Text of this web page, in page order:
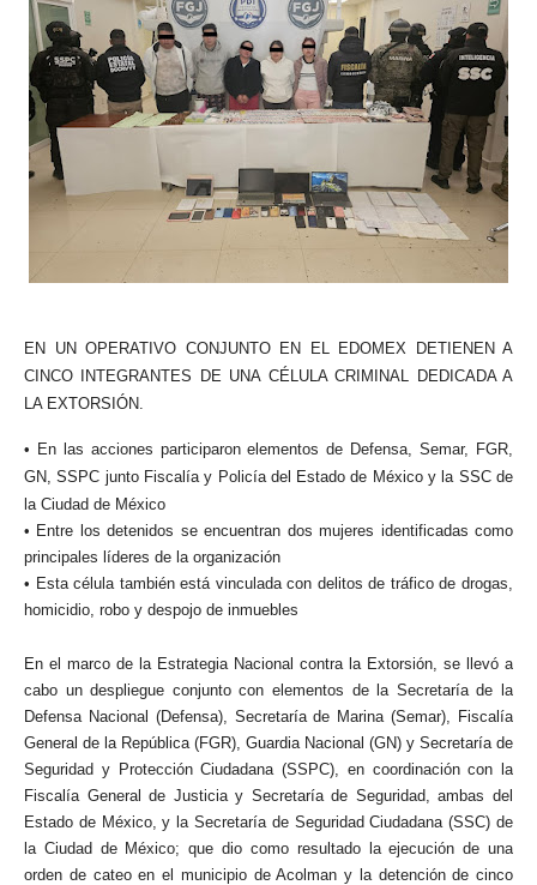
EN UN OPERATIVO CONJUNTO EN EL EDOMEX DETIENEN A
CINCO INTEGRANTES DE UNA CÉLULA CRIMINAL DEDICADA A
LA EXTORSIÓN.
• En las acciones participaron elementos de Defensa, Semar, FGR,
GN, SSPC junto Fiscalía y Policía del Estado de México y la SSC de
la Ciudad de México
• Entre los detenidos se encuentran dos mujeres identificadas como
principales líderes de la organización
• Esta célula también está vinculada con delitos de tráfico de drogas,
homicidio, robo y despojo de inmuebles
En el marco de la Estrategia Nacional contra la Extorsión, se llevó a
cabo un despliegue conjunto con elementos de la Secretaría de la
Defensa Nacional (Defensa), Secretaría de Marina (Semar), Fiscalía
General de la República (FGR), Guardia Nacional (GN) y Secretaría de
Seguridad y Protección Ciudadana (SSPC), en coordinación con la
Fiscalía General de Justicia y Secretaría de Seguridad, ambas del
Estado de México, y la Secretaría de Seguridad Ciudadana (SSC) de
la Ciudad de México; que dio como resultado la ejecución de una
orden de cateo en el municipio de Acolman y la detención de cinco